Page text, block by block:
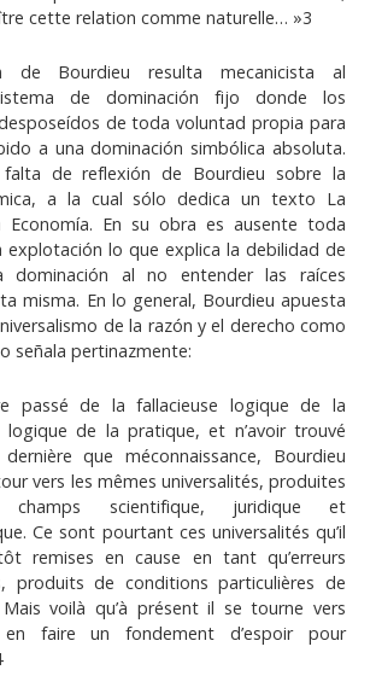
cette relation comme naturelle… »3
de Bourdieu resulta mecanicista al
de dominación fijo donde los
de toda voluntad propia para
a una dominación simbólica absoluta.
falta de reflexión de Bourdieu sobre la
a la cual sólo dedica un texto La
Economía. En su obra es ausente toda
explotación lo que explica la debilidad de
al no entender las raíces
misma. En lo general, Bourdieu apuesta
de la razón y el derecho como
señala pertinazmente:
passé de la fallacieuse logique de la
de la pratique, et n’avoir trouvé
que méconnaissance, Bourdieu
vers les mêmes universalités, produites
scientifique, juridique et
Ce sont pourtant ces universalités qu’il
remises en cause en tant qu’erreurs
produits de conditions particulières de
voilà qu’à présent il se tourne vers
faire un fondement d’espoir pour